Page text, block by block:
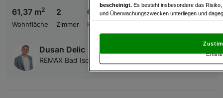
61,37 m2
Wohnfläche
2
Zimmer
€ 248.000,00
Kaufpreis
Dusan Delic
REMAX Bad Ischl Inhaber: Matthias Rettenbacher
bescheinigt. Es besteht insbesondere das
und Überwachungszwecken unterliegen und
und Widerspruch gegen die Verarbeitung auf der
„Cookie Einstellungen“, die sich auf jeder Seite